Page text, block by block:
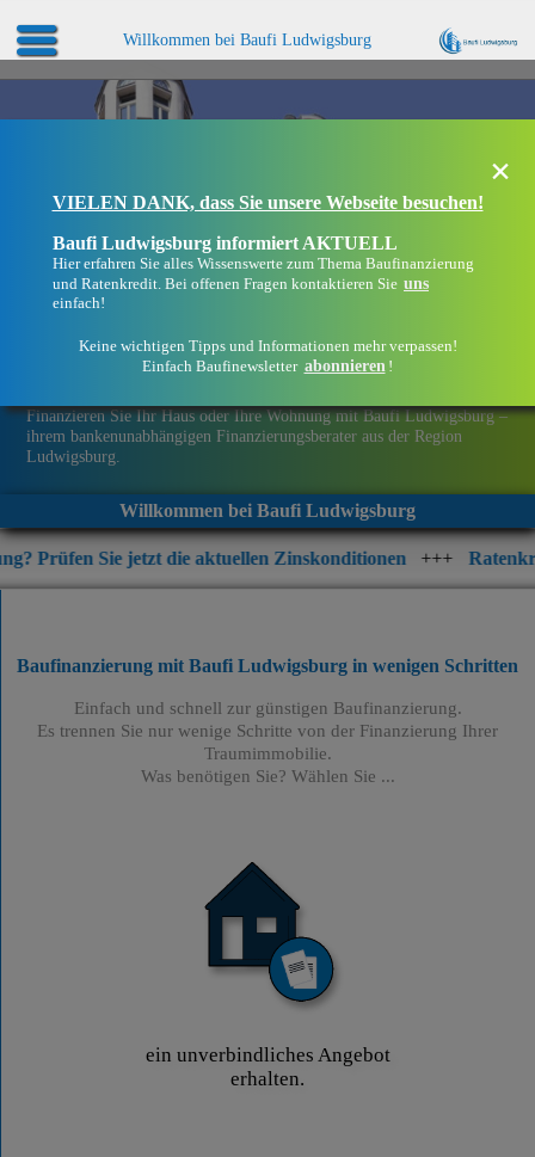
Willkommen bei Baufi Ludwigsburg
Finanzieren Sie Ihr Haus oder Ihre Wohnung mit Baufi Ludwigsburg –
ihrem bankenunabhängigen Finanzierungsberater aus der Region
Ludwigsburg.
Willkommen bei Baufi Ludwigsburg
jetzt die aktuellen Zinskonditionen +++ Ratenkredit jetzt
×
VIELEN DANK, dass Sie unsere Webseite besuchen!
Baufi Ludwigsburg informiert AKTUELL
Hier erfahren Sie alles Wissenswerte zum Thema Baufinanzierung
und Ratenkredit. Bei offenen Fragen kontaktieren Sie uns
einfach!
Keine wichtigen Tipps und Informationen mehr verpassen!
Einfach Baufinewsletter abonnieren !
Baufinanzierung mit Baufi Ludwigsburg in wenigen Schritten
Einfach und schnell zur günstigen Baufinanzierung.
Es trennen Sie nur wenige Schritte von der Finanzierung Ihrer
Traumimmobilie.
Was benötigen Sie? Wählen Sie ...
ein unverbindliches Angebot
erhalten.